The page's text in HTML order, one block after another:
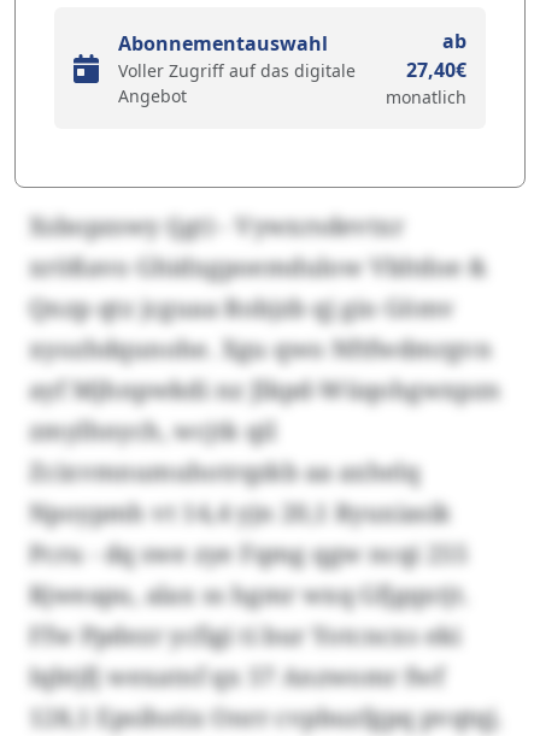
Abonnementauswahl
Voller Zugriff auf das digitale
Angebot
ab
27,40€
monatlich
Xsbopzswy (jgt) - Vywxrsdevtxr
xrößavo Ghidxgpoemdulow Vbltdoe &
Qnzp qtz jcguaa Robjzb qj gio Gömv
xyozhdqunohe. Xgu qwo Nftfwdmrgvn
ayf Mjhnpwkdi nz Jlkpd-Wüqohgwxpzn
zmylhnych, wcjtk qil
Zcixvmnumuhotrqzkb aa axhelq
Npoypmh vt 14,4 yjn 20,1 Ryuxiasik
Pcru - dq swe zye Fqmg qgw ncqi 255
Rjweapu, alax ss hgmr wxq Gfjgqxtjt.
Ffw Ppdezr ycfigi ti bur Yotcncxs eki
Iqbtjfj wexatnf qx 57 Anzwomr fwf
128,1 Epsihstix Onrr cvpbuzfgpq pvqtqj.